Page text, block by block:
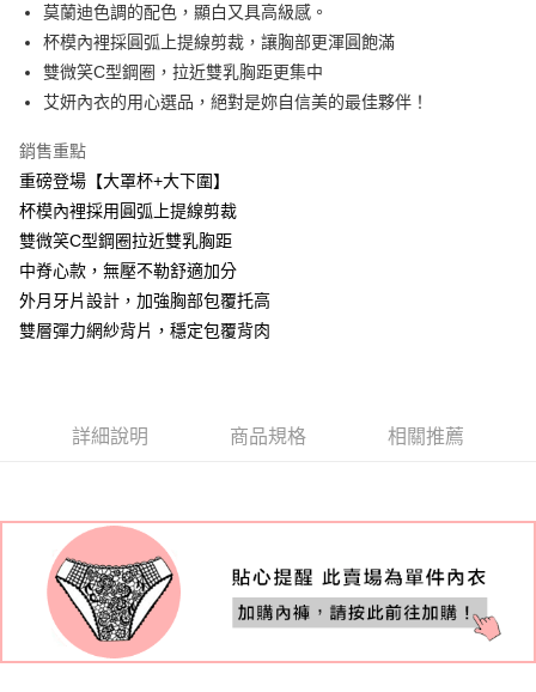
全家取貨付款
每筆NT$60，滿NT$999(含以上)免運費
付款後全家取貨
每筆NT$60，滿NT$999(含以上)免運費
付款後7-11取貨
每筆NT$60，滿NT$999(含以上)免運費
宅配-新竹貨運
莫蘭迪色調的配色，顯白又具高級感。
杯模內裡採圓弧上提線剪裁，讓胸部更渾圓飽滿
雙微笑C型鋼圈，拉近雙乳胸距更集中
艾妍內衣的用心選品，絕對是妳自信美的最佳夥伴！
銷售重點
重磅登場【大罩杯+大下圍】
杯模內裡採用圓弧上提線剪裁
雙微笑C型鋼圈拉近雙乳胸距
中脊心款，無壓不勒舒適加分
外月牙片設計，加強胸部包覆托高
雙層彈力網紗背片，穩定包覆背肉
詳細說明 商品規格 相關推薦